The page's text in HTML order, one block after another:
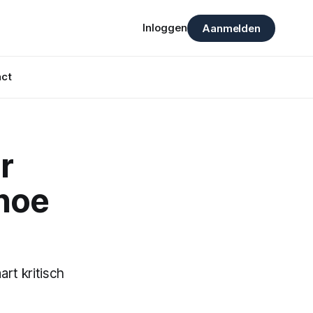
Inloggen Aanmelden
kritisch